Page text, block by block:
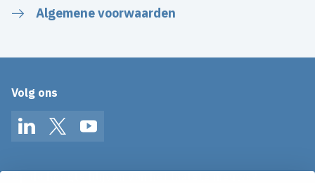
Algemene voorwaarden
Volg ons
LinkedInTwitterYouTube